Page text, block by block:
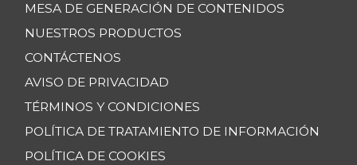
MESA DE GENERACIÓN DE CONTENIDOS
NUESTROS PRODUCTOS
CONTÁCTENOS
AVISO DE PRIVACIDAD
TÉRMINOS Y CONDICIONES
POLÍTICA DE TRATAMIENTO DE INFORMACIÓN
POLÍTICA DE COOKIES